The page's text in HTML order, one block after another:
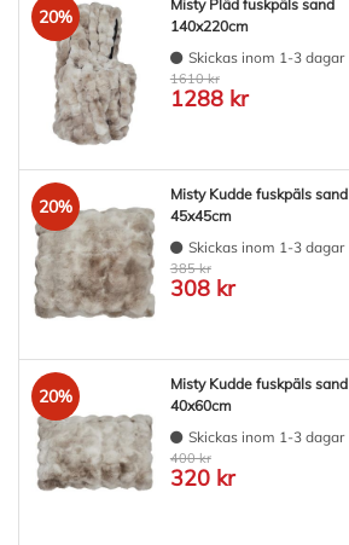
20%
Misty Pläd fuskpäls sand
140x220cm
Skickas inom 1-3 dagar
1610 kr
1288 kr
20%
Misty Kudde fuskpäls sand
45x45cm
Skickas inom 1-3 dagar
385 kr
308 kr
20%
Misty Kudde fuskpäls sand
40x60cm
Skickas inom 1-3 dagar
400 kr
320 kr